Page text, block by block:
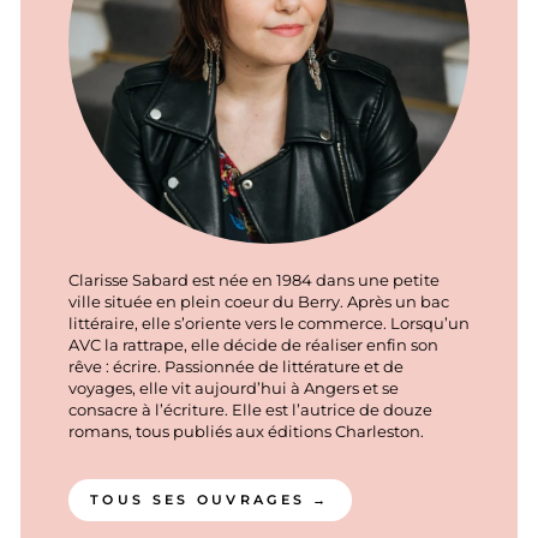
Clarisse Sabard est née en 1984 dans une petite
ville située en plein coeur du Berry. Après un bac
littéraire, elle s’oriente vers le commerce. Lorsqu’un
AVC la rattrape, elle décide de réaliser enfin son
rêve : écrire. Passionnée de littérature et de
voyages, elle vit aujourd’hui à Angers et se
consacre à l’écriture. Elle est l’autrice de douze
romans, tous publiés aux éditions Charleston.
TOUS SES OUVRAGES →